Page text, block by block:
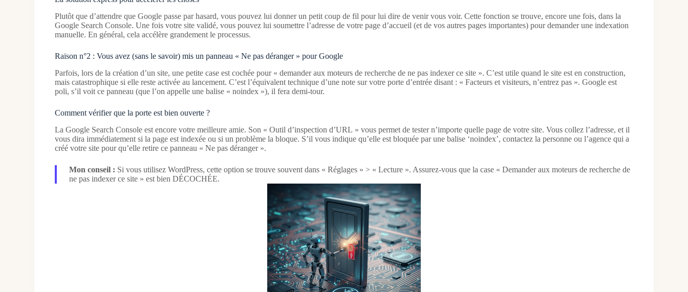
Plutôt que d’attendre que Google passe par hasard, vous pouvez lui donner un petit coup de fil pour lui dire de venir vous voir. Cette fonction se trouve, encore une fois, dans la
Google Search Console. Une fois votre site validé, vous pouvez lui soumettre l’adresse de votre page d’accueil (et de vos autres pages importantes) pour demander une indexation
manuelle. En général, cela accélère grandement le processus.
Raison n°2 : Vous avez (sans le savoir) mis un panneau « Ne pas déranger » pour Google
Parfois, lors de la création d’un site, une petite case est cochée pour « demander aux moteurs de recherche de ne pas indexer ce site ». C’est utile quand le site est en construction,
mais catastrophique si elle reste activée au lancement. C’est l’équivalent technique d’une note sur votre porte d’entrée disant : « Facteurs et visiteurs, n’entrez pas ». Google est
poli, s’il voit ce panneau (que l’on appelle une balise « noindex »), il fera demi-tour.
Comment vérifier que la porte est bien ouverte ?
La Google Search Console est encore votre meilleure amie. Son « Outil d’inspection d’URL » vous permet de tester n’importe quelle page de votre site. Vous collez l’adresse, et il
vous dira immédiatement si la page est indexée ou si un problème la bloque. S’il vous indique qu’elle est bloquée par une balise ‘noindex’, contactez la personne ou l’agence qui a
créé votre site pour qu’elle retire ce panneau « Ne pas déranger ».
Mon conseil : Si vous utilisez WordPress, cette option se trouve souvent dans « Réglages » > « Lecture ». Assurez-vous que la case « Demander aux moteurs de recherche de
ne pas indexer ce site » est bien DÉCOCHÉE.